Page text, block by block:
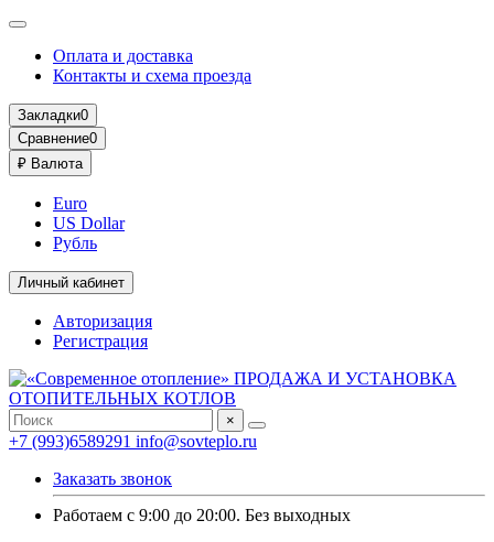
Оплата и доставка
Контакты и схема проезда
Закладки0
Сравнение0
₽ Валюта
Euro
US Dollar
Рубль
Личный кабинет
Авторизация
Регистрация
×
+7 (993)6589291 info@sovteplo.ru
Заказать звонок
Работаем с 9:00 до 20:00. Без выходных